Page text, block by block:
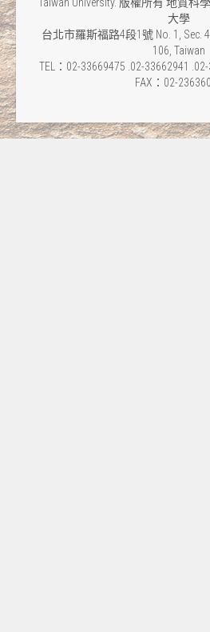
大學
台北市羅斯福路4段1號 No. 1, Sec.
106, Taiwan
TEL：02-33669475 .02-33662941
FAX：02-